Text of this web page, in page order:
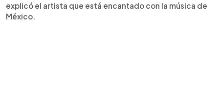
explicó el artista que está encantado con la música de
México.